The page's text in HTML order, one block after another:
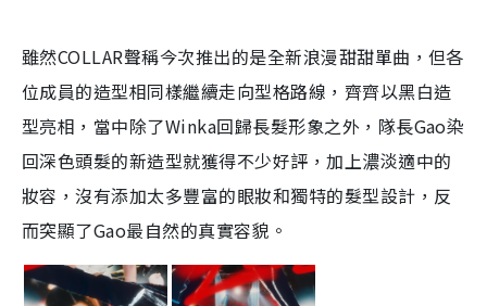
雖然COLLAR聲稱今次推出的是全新浪漫甜甜單曲，但各
位成員的造型相同樣繼續走向型格路線，齊齊以黑白造
型亮相，當中除了Winka回歸長髮形象之外，隊長Gao染
回深色頭髮的新造型就獲得不少好評，加上濃淡適中的
妝容，沒有添加太多豐富的眼妝和獨特的髮型設計，反
而突顯了Gao最自然的真實容貌。